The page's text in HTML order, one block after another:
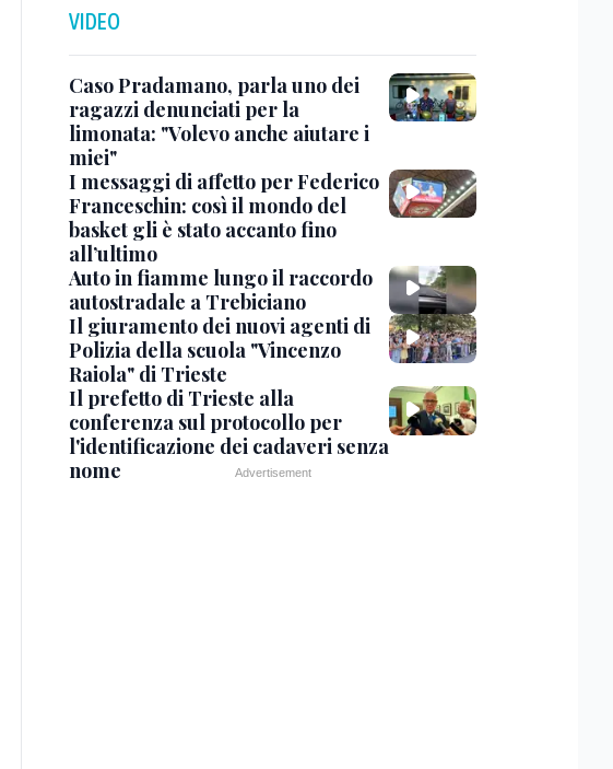
VIDEO
Caso Pradamano, parla uno dei
ragazzi denunciati per la
limonata: "Volevo anche aiutare i
miei"
I messaggi di affetto per Federico
Franceschin: così il mondo del
basket gli è stato accanto fino
all’ultimo
Auto in fiamme lungo il raccordo
autostradale a Trebiciano
Il giuramento dei nuovi agenti di
Polizia della scuola "Vincenzo
Raiola" di Trieste
Il prefetto di Trieste alla
conferenza sul protocollo per
l'identificazione dei cadaveri senza
nome